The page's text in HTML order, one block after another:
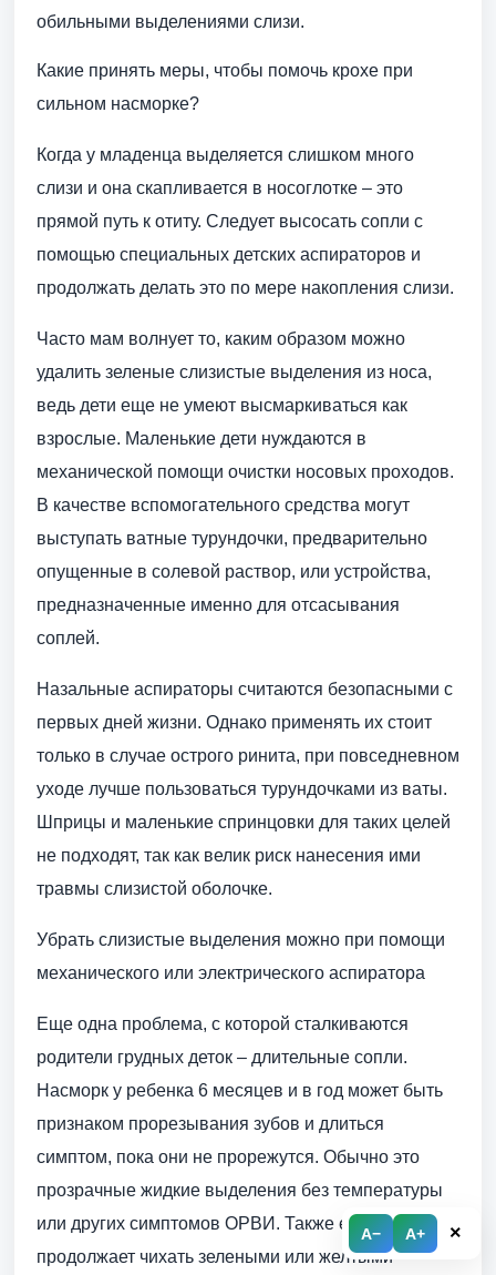
A− A+ ×
обильными выделениями слизи.
Какие принять меры, чтобы помочь крохе при
сильном насморке?
Когда у младенца выделяется слишком много
слизи и она скапливается в носоглотке – это
прямой путь к отиту. Следует высосать сопли с
помощью специальных детских аспираторов и
продолжать делать это по мере накопления слизи.
Часто мам волнует то, каким образом можно
удалить зеленые слизистые выделения из носа,
ведь дети еще не умеют высмаркиваться как
взрослые. Маленькие дети нуждаются в
механической помощи очистки носовых проходов.
В качестве вспомогательного средства могут
выступать ватные турундочки, предварительно
опущенные в солевой раствор, или устройства,
предназначенные именно для отсасывания
соплей.
Назальные аспираторы считаются безопасными с
первых дней жизни. Однако применять их стоит
только в случае острого ринита, при повседневном
уходе лучше пользоваться турундочками из ваты.
Шприцы и маленькие спринцовки для таких целей
не подходят, так как велик риск нанесения ими
травмы слизистой оболочке.
Убрать слизистые выделения можно при помощи
механического или электрического аспиратора
Еще одна проблема, с которой сталкиваются
родители грудных деток – длительные сопли.
Насморк у ребенка 6 месяцев и в год может быть
признаком прорезывания зубов и длиться
симптом, пока они не прорежутся. Обычно это
прозрачные жидкие выделения без температуры
или других симптомов ОРВИ. Также если ребенок
продолжает чихать зелеными или желтыми